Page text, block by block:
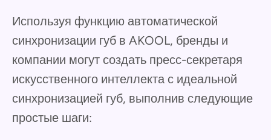
Используя функцию автоматической
синхронизации губ в AKOOL, бренды и
компании могут создать пресс-секретаря
искусственного интеллекта с идеальной
синхронизацией губ, выполнив следующие
простые шаги: